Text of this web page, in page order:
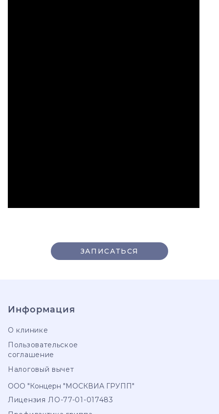
ЗАПИСАТЬСЯ
Информация
О клинике
Пользовательское
соглашение
Налоговый вычет
ООО "Концерн "МОСКВИА ГРУПП"
Лицензия ЛО-77-01-017483